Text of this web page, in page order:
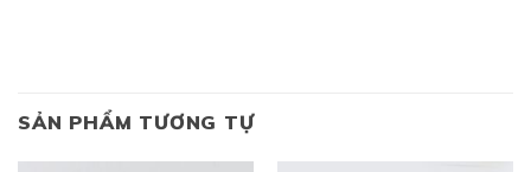
SẢN PHẨM TƯƠNG TỰ